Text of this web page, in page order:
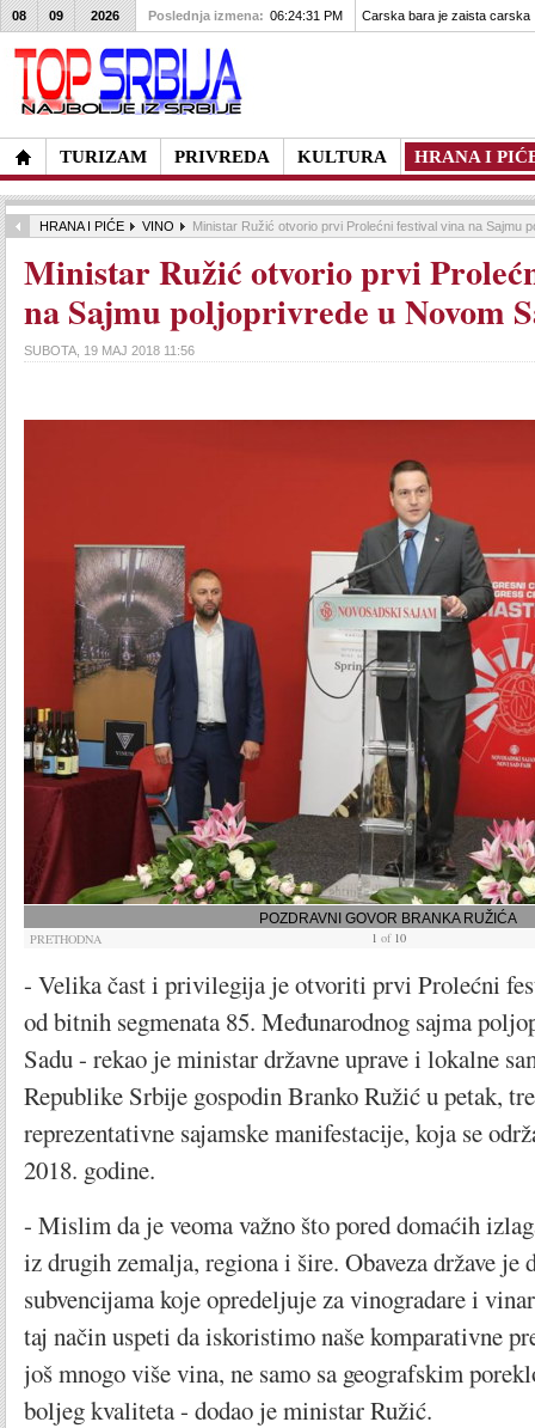
TURIZAM PRIVREDA KULTURA HRANA I
08 09 2026 Poslednja izmena: 06:24:31 PM Carska bara je zaista carska
HRANA I PIĆE VINO Ministar Ružić otvorio prvi Prolećni festival vina na Sajmu
Ministar Ružić otvorio prvi
na Sajmu poljoprivrede u Novom
SUBOTA, 19 MAJ 2018 11:56
POZDRAVNI GOVOR BRANKA RUŽIĆA
PRETHODNA 1 of 10
- Velika čast i privilegija je otvoriti prvi Prolećni
od bitnih segmenata 85. Međunarodnog sajma
Sadu - rekao je ministar državne uprave i lokalne
Republike Srbije gospodin Branko Ružić u petak,
reprezentativne sajamske manifestacije, koja se
2018. godine.
- Mislim da je veoma važno što pored domaćih
iz drugih zemalja, regiona i šire. Obaveza države je
subvencijama koje opredeljuje za vinogradare i
taj način uspeti da iskoristimo naše komparativne
još mnogo više vina, ne samo sa geografskim
boljeg kvaliteta - dodao je ministar Ružić.